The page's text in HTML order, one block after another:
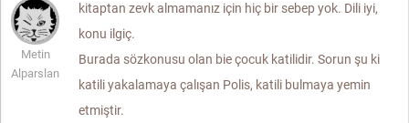
Metin
Alparslan
kitaptan zevk almamanız için hiç bir sebep yok. Dili iyi,
konu ilgiç.
Burada sözkonusu olan bie çocuk katilidir. Sorun şu ki
katili yakalamaya çalışan Polis, katili bulmaya yemin
etmiştir.